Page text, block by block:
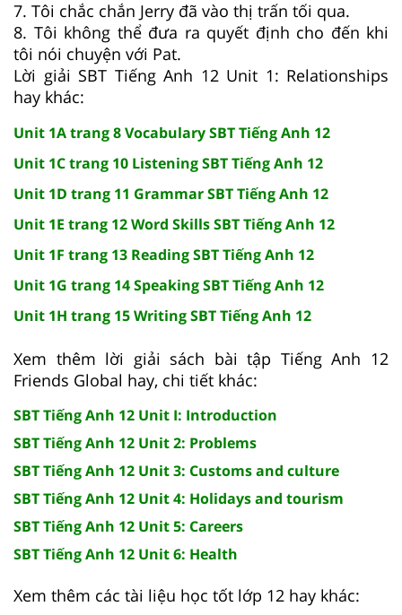
7. Tôi chắc chắn Jerry đã vào thị trấn tối qua.
8. Tôi không thể đưa ra quyết định cho đến khi
tôi nói chuyện với Pat.
Lời giải SBT Tiếng Anh 12 Unit 1: Relationships
hay khác:
Unit 1A trang 8 Vocabulary SBT Tiếng Anh 12
Unit 1C trang 10 Listening SBT Tiếng Anh 12
Unit 1D trang 11 Grammar SBT Tiếng Anh 12
Unit 1E trang 12 Word Skills SBT Tiếng Anh 12
Unit 1F trang 13 Reading SBT Tiếng Anh 12
Unit 1G trang 14 Speaking SBT Tiếng Anh 12
Unit 1H trang 15 Writing SBT Tiếng Anh 12
Xem thêm lời giải sách bài tập Tiếng Anh 12
Friends Global hay, chi tiết khác:
SBT Tiếng Anh 12 Unit I: Introduction
SBT Tiếng Anh 12 Unit 2: Problems
SBT Tiếng Anh 12 Unit 3: Customs and culture
SBT Tiếng Anh 12 Unit 4: Holidays and tourism
SBT Tiếng Anh 12 Unit 5: Careers
SBT Tiếng Anh 12 Unit 6: Health
Xem thêm các tài liệu học tốt lớp 12 hay khác: